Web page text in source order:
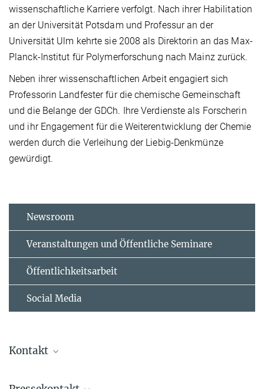
wissenschaftliche Karriere verfolgt. Nach ihrer Habilitation
an der Universität Potsdam und Professur an der
Universität Ulm kehrte sie 2008 als Direktorin an das Max-
Planck-Institut für Polymerforschung nach Mainz zurück.
Neben ihrer wissenschaftlichen Arbeit engagiert sich
Professorin Landfester für die chemische Gemeinschaft
und die Belange der GDCh. Ihre Verdienste als Forscherin
und ihr Engagement für die Weiterentwicklung der Chemie
werden durch die Verleihung der Liebig-Denkmünze
gewürdigt.
Newsroom
Veranstaltungen und Öffentliche Seminare
Öffentlichkeitsarbeit
Social Media
Kontakt